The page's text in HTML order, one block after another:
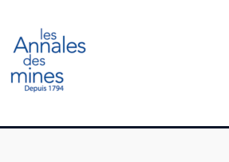
contenu